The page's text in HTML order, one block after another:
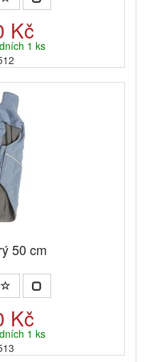
Kč
1 ks
50 cm
Kč
1 ks